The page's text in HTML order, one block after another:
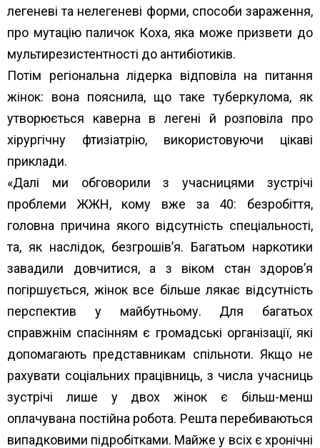
легеневі та нелегеневі форми, способи зараження,
про мутацію паличок Коха, яка може призвети до
мультирезистентності до антибіотиків.
Потім регіональна лідерка відповіла на питання
жінок: вона пояснила, що таке туберкулома, як
утворюється каверна в легені й розповіла про
хірургічну фтизіатрію, використовуючи цікаві
приклади.
«Далі ми обговорили з учасницями зустрічі
проблеми ЖЖН, кому вже за 40: безробіття,
головна причина якого відсутність спеціальності,
та, як наслідок, безгрошів’я. Багатьом наркотики
завадили довчитися, а з віком стан здоров’я
погіршується, жінок все більше лякає відсутність
перспектив у майбутньому. Для багатьох
справжнім спасінням є громадські організації, які
допомагають представникам спільноти. Якщо не
рахувати соціальних працівниць, з числа учасниць
зустрічі лише у двох жінок є більш-менш
оплачувана постійна робота. Решта перебиваються
випадковими підробітками. Майже у всіх є хронічні